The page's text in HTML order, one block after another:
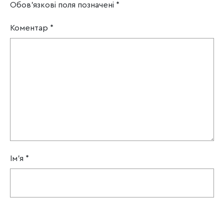
Обов’язкові поля позначені *
Коментар *
Ім'я *